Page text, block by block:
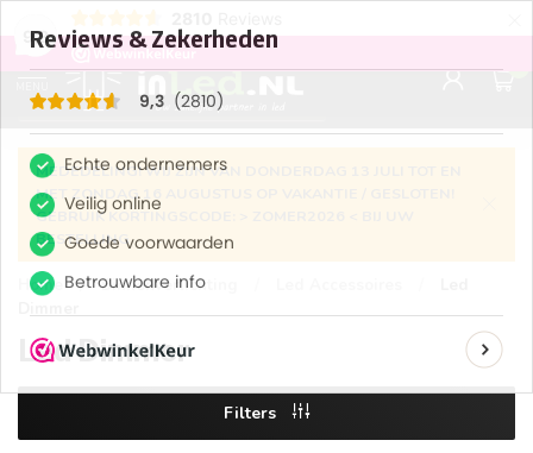
9,3
MEDEDELING! WIJ ZIJN VAN DONDERDAG 13 JULI TOT EN
MET ZONDAG 16 AUGUSTUS OP VAKANTIE / GESLOTEN!
GEBRUIK KORTINGSCODE: > ZOMER2026 < BIJ UW
BESTELLING
Home / Binnenverlichting
Led Dimmer
Filters